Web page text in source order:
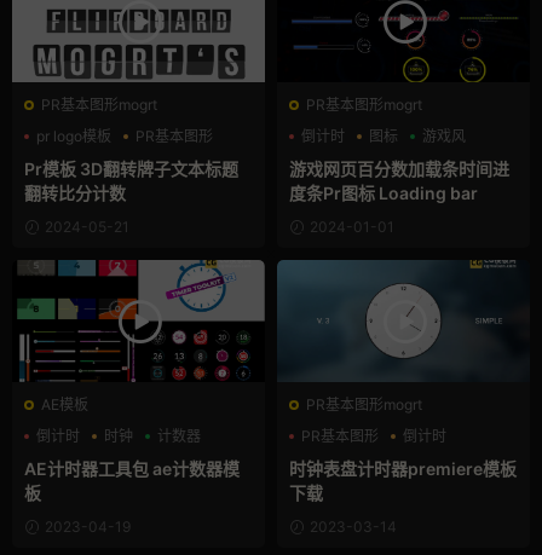
PR基本图形mogrt
pr logo模板
PR基本图形
三维
Pr模板 3D翻转牌子文本标题
翻转比分计数
2024-05-21
PR基本图形mogrt
倒计时
图标 游戏风
游戏网页百分数加载条时间进
度条Pr图标 Loading bar
2024-01-01
AE模板
倒计时
时钟 计数器
AE计时器工具包 ae计数器模
板
2023-04-19
PR基本图形mogrt
PR基本图形
倒计时
计数器
时钟表盘计时器premiere模板
下载
2023-03-14